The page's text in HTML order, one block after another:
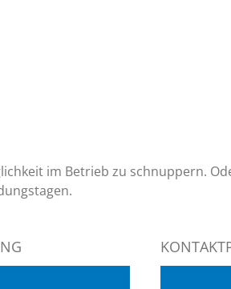
im Betrieb zu schnuppern.